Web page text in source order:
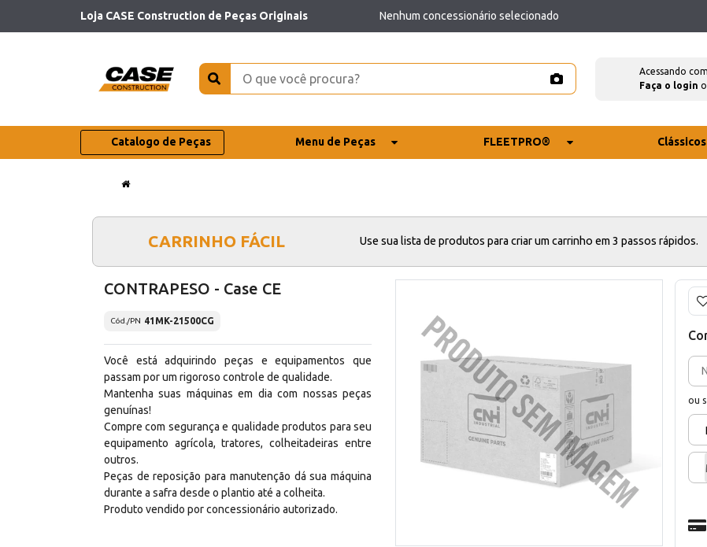
Loja CASE Construction de Peças Originais Nenhum concessionário selecionado
Acessando
Faça o login
Catalogo de Peças Menu de Peças FLEETPRO®
CARRINHO FÁCIL Use sua lista de produtos para criar um carrinho em 3 passos rápidos.
CONTRAPESO - Case CE
Cód./PN 41MK-21500CG
Você está adquirindo peças e equipamentos que
passam por um rigoroso controle de qualidade.
Mantenha suas máquinas em dia com nossas peças
genuínas!
Compre com segurança e qualidade produtos para seu
equipamento agrícola, tratores, colheitadeiras entre
outros.
Peças de reposição para manutenção dá sua máquina
durante a safra desde o plantio até a colheita.
Produto vendido por concessionário autorizado.
ou